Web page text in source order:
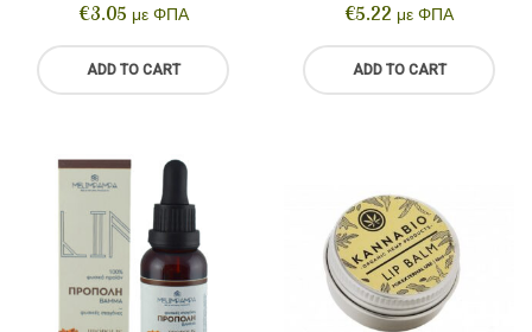
€3.05 με ΦΠΑ
ADD TO CART
€5.22 με ΦΠΑ
ADD TO CART